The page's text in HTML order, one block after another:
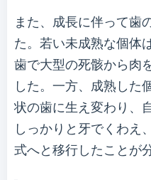
また、成長に伴って歯
た。若い未成熟な個体
歯で大型の死骸から肉
した。一方、成熟した
状の歯に生え変わり、
しっかりと牙でくわえ
式へと移行したことが